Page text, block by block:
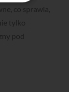
co sprawia,
tylko
pod